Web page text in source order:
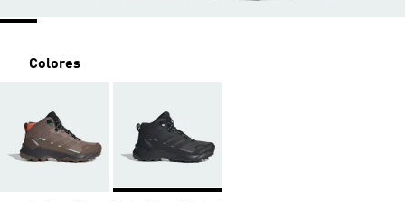
Colores